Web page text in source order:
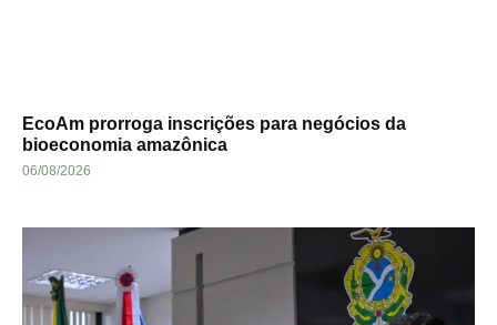
EcoAm prorroga inscrições para negócios da
bioeconomia amazônica
06/08/2026